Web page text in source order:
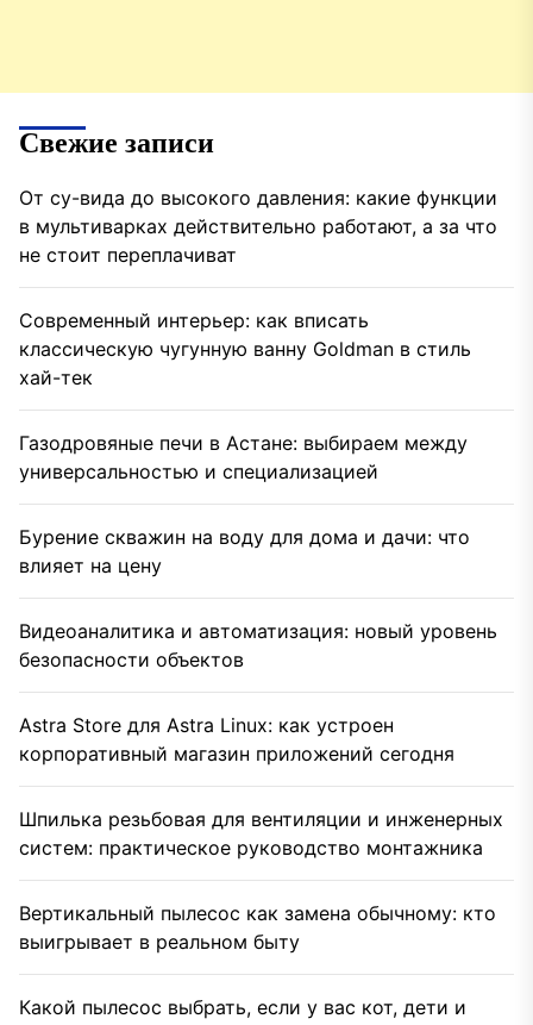
Свежие записи
От су-вида до высокого давления: какие функции
в мультиварках действительно работают, а за что
не стоит переплачиват
Современный интерьер: как вписать
классическую чугунную ванну Goldman в стиль
хай-тек
Газодровяные печи в Астане: выбираем между
универсальностью и специализацией
Бурение скважин на воду для дома и дачи: что
влияет на цену
Видеоаналитика и автоматизация: новый уровень
безопасности объектов
Astra Store для Astra Linux: как устроен
корпоративный магазин приложений сегодня
Шпилька резьбовая для вентиляции и инженерных
систем: практическое руководство монтажника
Вертикальный пылесос как замена обычному: кто
выигрывает в реальном быту
Какой пылесос выбрать, если у вас кот, дети и